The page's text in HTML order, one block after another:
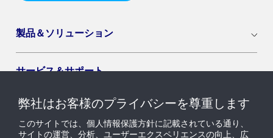
製品＆ソリューション
サービス＆サポート
導入セグメント
弊社はお客様のプライバシーを尊重します
このサイトでは、個人情報保護方針に記載されている通り、
サイトの運営、分析、ユーザーエクスペリエンスの向上、広